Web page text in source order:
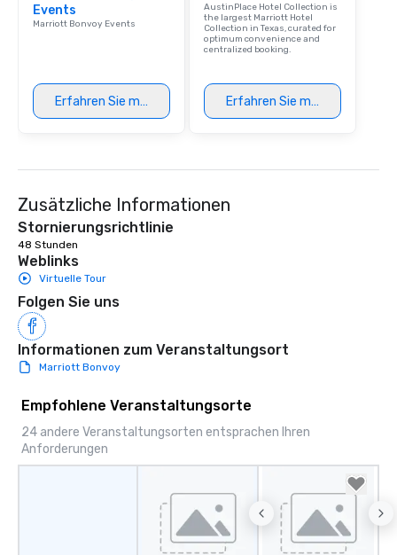
Events
Marriott Bonvoy Events
Erfahren Sie mehr
AustinPlace Hotel Collection is
the largest Marriott Hotel
Collection in Texas, curated for
optimum convenience and
centralized booking.
Erfahren Sie mehr
Zusätzliche Informationen
Stornierungsrichtlinie
48 Stunden
Weblinks
Virtuelle Tour
Folgen Sie uns
Informationen zum Veranstaltungsort
Marriott Bonvoy
Empfohlene Veranstaltungsorte
24 andere Veranstaltungsorten entsprachen Ihren
Anforderungen